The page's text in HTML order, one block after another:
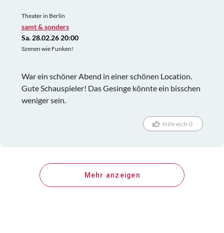
Theater in Berlin
samt & sonders
Sa. 28.02.26 20:00
Szenen wie Funken!
War ein schöner Abend in einer schönen Location.
Gute Schauspieler! Das Gesinge könnte ein bisschen
weniger sein.
Hilfreich 0
Mehr anzeigen